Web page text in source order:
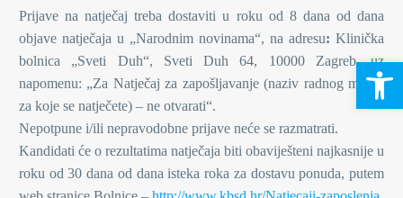
Prijave na natječaj treba dostaviti u roku od 8 dana od dana
objave natječaja u „Narodnim novinama“, na adresu: Klinička
bolnica „Sveti Duh“, Sveti Duh 64, 10000 Zagreb, uz
napomenu: „Za Natječaj za zapošljavanje (naziv radnog mjesta
za koje se natječete) – ne otvarati“.
Nepotpune i/ili nepravodobne prijave neće se razmatrati.
Kandidati će o rezultatima natječaja biti obaviješteni najkasnije u
roku od 30 dana od dana isteka roka za dostavu ponuda, putem